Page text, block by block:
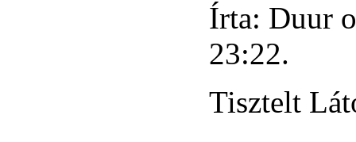
Írta: Duur
23:22.
Tisztelt